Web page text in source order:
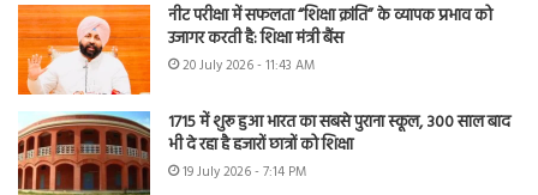
नीट परीक्षा में सफलता “शिक्षा क्रांति” के व्यापक प्रभाव को
उजागर करती है: शिक्षा मंत्री बैंस
20 July 2026 - 11:43 AM
1715 में शुरू हुआ भारत का सबसे पुराना स्कूल, 300 साल बाद
भी दे रहा है हजारों छात्रों को शिक्षा
19 July 2026 - 7:14 PM